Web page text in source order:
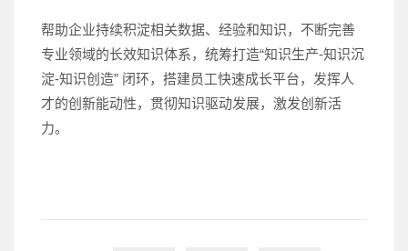
帮助企业持续积淀相关数据、经验和知识，不断完善
专业领域的长效知识体系，统筹打造“知识生产-知识沉
淀-知识创造” 闭环，搭建员工快速成长平台，发挥人
才的创新能动性，贯彻知识驱动发展，激发创新活
力。